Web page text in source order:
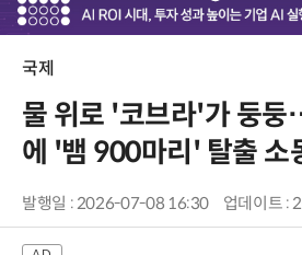
국제
물 위로 '코브라'가 둥
에 '뱀 900마리' 탈출 소
발행일 : 2026-07-08 16:30 업데이트 :